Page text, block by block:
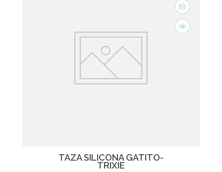
TAZA SILICONA GATITO-
TRIXIE